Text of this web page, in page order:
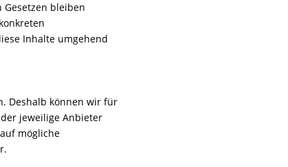
bleiben
Inhalte umgehend
Deshalb können wir für
jeweilige Anbieter
mögliche